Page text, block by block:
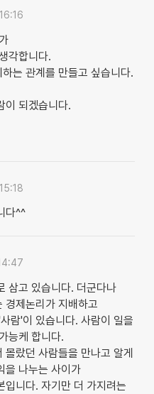
각합니다.
는 관계를 만들고 싶습니다.
이 되겠습니다.
다^^
삼고 있습니다. 더군다나
경제논리가 지배하고
람'이 있습니다. 사람이 일을
능케 합니다.
랐던 사람들을 만나고 알게
을 나누는 사이가
입니다. 자기만 더 가지려는